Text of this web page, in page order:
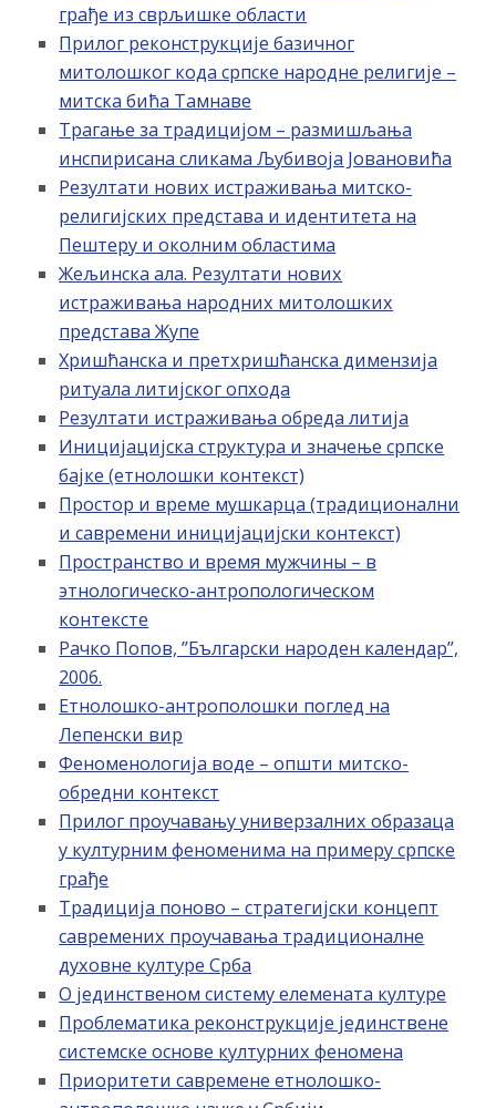
грађе из сврљишке области
Прилог реконструкције базичног
митолошког кода српске народне религије –
митска бића Тамнаве
Трагање за традицијом – размишљања
инспирисана сликама Љубивоја Јовановића
Резултати нових истраживања митско-
религијских представа и идентитета на
Пештеру и околним областима
Жељинска ала. Резултати нових
истраживања народних митолошких
представа Жупе
Хришћанска и претхришћанска димензија
ритуала литијског опхода
Резултати истраживања обреда литија
Иницијацијска структура и значење српске
бајке (етнолошки контекст)
Простор и време мушкарца (традиционални
и савремени иницијацијски контекст)
Пространство и время мужчины – в
этнологическо-антропологическом
контексте
Рачко Попов, ”Български народен календар”,
2006.
Етнолошко-антрополошки поглед на
Лепенски вир
Феноменологија воде – општи митско-
обредни контекст
Прилог проучавању универзалних образаца
у културним феноменима на примеру српске
грађе
Традиција поново – стратегијски концепт
савремених проучавања традиционалне
духовне културе Срба
О јединственом систему елемената културе
Проблематика реконструкције јединствене
системске основе културних феномена
Приоритети савремене етнолошко-